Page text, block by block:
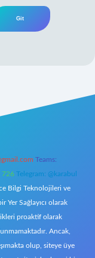
Teams:
726 Telegram: @karabul
Bilgi Teknolojileri ve
Yer Sağlayıcı olarak
proaktif olarak
Ancak,
olup, siteye üye